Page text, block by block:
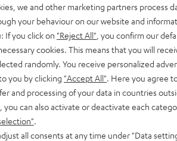
we and other marketing partners process
your behaviour on our website and
If you click on "Reject All" , you confirm our
cookies. This means that you will
randomly. You receive personalized
you by clicking "Accept All" . Here you agree
and processing of your data in countries
you can also activate or deactivate each
all consents at any time under "Data